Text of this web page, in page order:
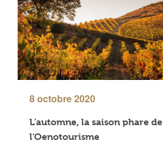
8 octobre 2020
L’automne, la saison phare de
l’Oenotourisme